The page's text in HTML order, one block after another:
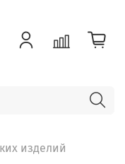
изделий